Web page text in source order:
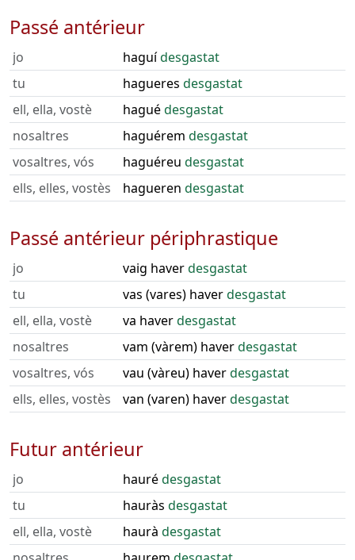
Passé antérieur
jo haguídesgastat
tu
hagueres desgastat
ell, ella, vostè
haguédesgastat
nosaltres
haguérem desgastat
vosaltres, vós
haguéreu desgastat
ells, elles, vostès
hagueren desgastat
Passé antérieur périphrastique
jo vaig haverdesgastat
tu
vas (vares) haverdesgastat
ell, ella, vostè
va haverdesgastat
nosaltres
vam (vàrem) haverdesgastat
vosaltres, vós
vau (vàreu) haverdesgastat
ells, elles, vostès
van (varen) haverdesgastat
Futur antérieur
jo haurédesgastat
tu
hauràs desgastat
ell, ella, vostè
haurà desgastat